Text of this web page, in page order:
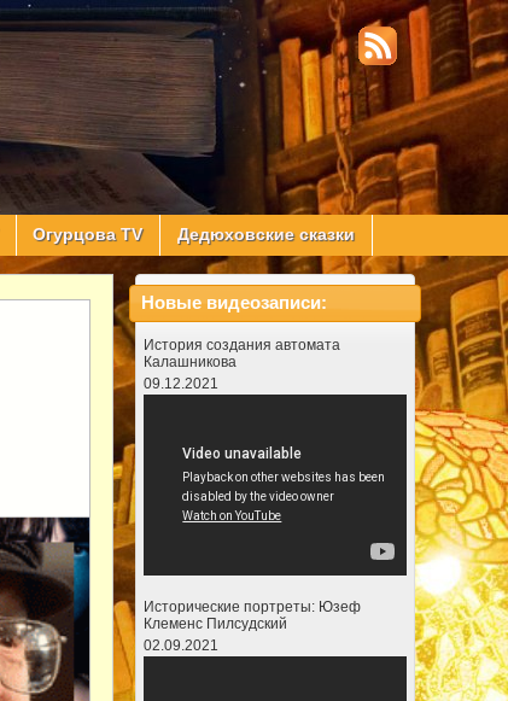
Огурцова TV Дедюховские сказки
Новые видеозаписи:
История создания автомата
Калашникова
09.12.2021
Исторические портреты: Юзеф
Клеменс Пилсудский
02.09.2021